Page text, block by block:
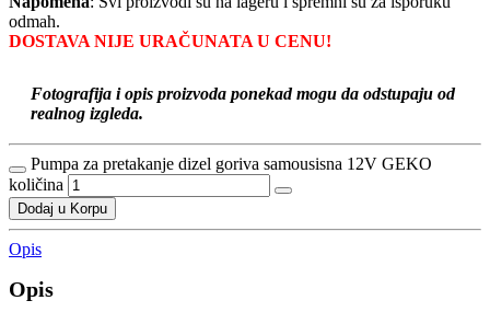
odmah.
DOSTAVA NIJE URAČUNATA U CENU!
Fotografija i opis proizvoda ponekad mogu da odstupaju od
realnog izgleda.
Pumpa za pretakanje dizel goriva samousisna 12V GEKO
količina
Dodaj u Korpu
Opis
Opis